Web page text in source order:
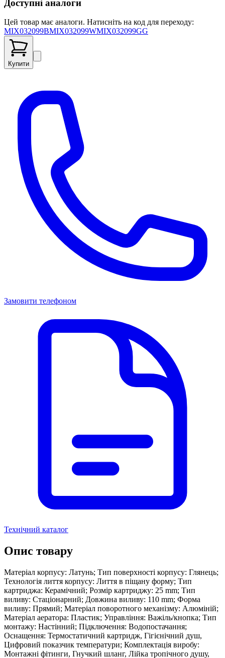
Доступні аналоги
Цей товар має аналоги. Натисніть на код для переходу:
MIX032099BMIX032099WMIX032099GG
Купити
Замовити телефоном
Технічний каталог
Опис товару
Матеріал корпусу: Латунь; Тип поверхності корпусу: Глянець;
Технологія лиття корпусу: Лиття в піщану форму; Тип
картриджа: Керамічний; Розмір картриджу: 25 mm; Тип
виливу: Стаціонарний; Довжина виливу: 110 mm; Форма
виливу: Прямий; Матеріал поворотного механізму: Алюміній;
Матеріал аератора: Пластик; Управління: Важіль/кнопка; Тип
монтажу: Настінний; Підключення: Водопостачання;
Оснащення: Термостатичний картридж, Гігієнічний душ,
Цифровий показчик температури; Комплектація виробу:
Монтажні фітинги, Гнучкий шланг, Лійка тропічного душу,